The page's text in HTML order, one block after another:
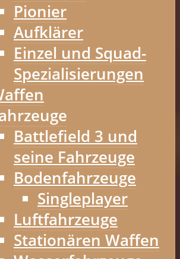
Pionier
Aufklärer
Einzel und Squad-
Spezialisierungen
Battlefield 3 und
seine Fahrzeuge
Bodenfahrzeuge
Singleplayer
Luftfahrzeuge
Stationären Waffen